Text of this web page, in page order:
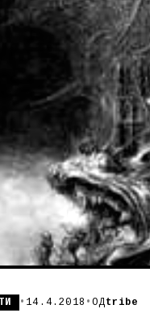
• 14.4.2018 •ОДtribe